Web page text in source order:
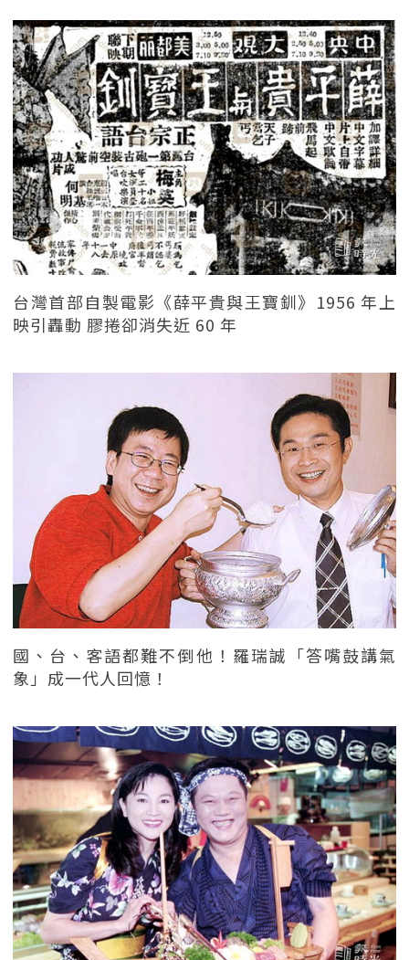
台灣首部自製電影《薛平貴與王寶釧》1956 年上
映引轟動 膠捲卻消失近 60 年
國、台、客語都難不倒他！羅瑞誠「答嘴鼓講氣
象」成一代人回憶！